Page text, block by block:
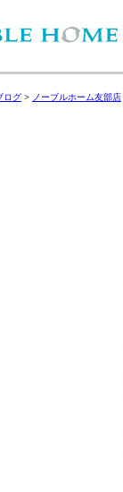
ログ > ノーブルホーム友部店